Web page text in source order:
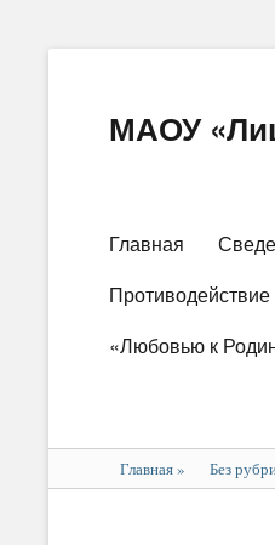
МАОУ
Основное
Главная
«Любовью к
Главная» Без